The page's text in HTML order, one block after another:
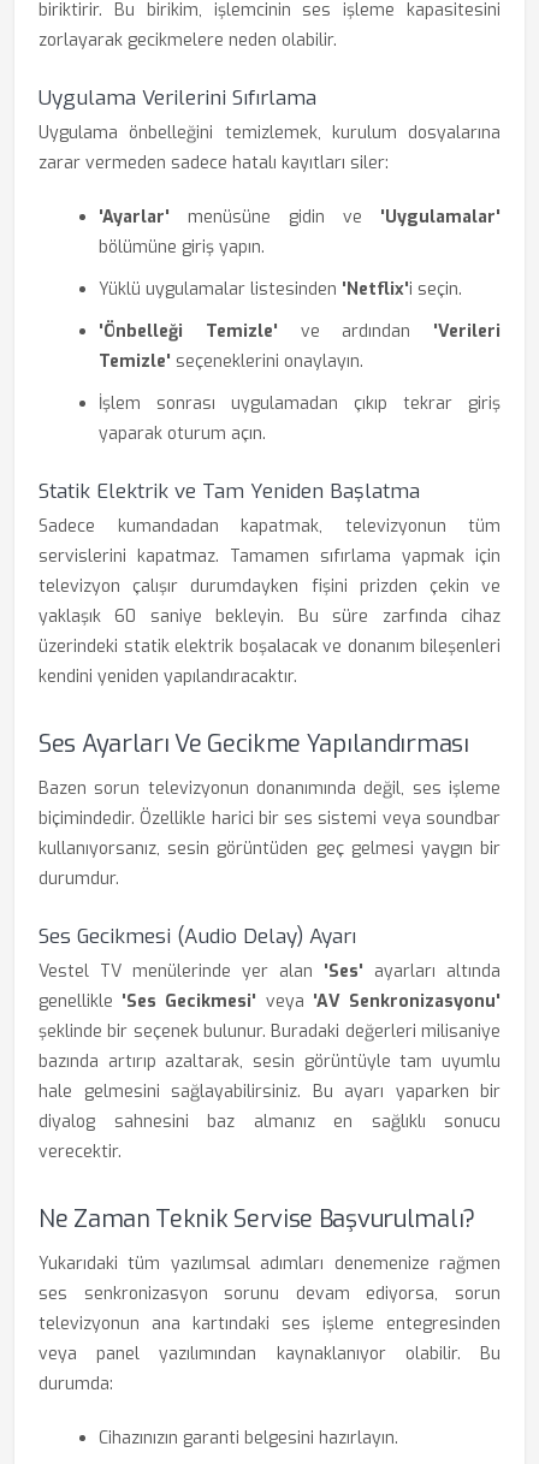
biriktirir. Bu birikim, işlemcinin ses işleme kapasitesini
zorlayarak gecikmelere neden olabilir.
Uygulama Verilerini Sıfırlama
Uygulama önbelleğini temizlemek, kurulum dosyalarına
zarar vermeden sadece hatalı kayıtları siler:
'Ayarlar' menüsüne gidin ve 'Uygulamalar'
bölümüne giriş yapın.
Yüklü uygulamalar listesinden 'Netflix'i seçin.
'Önbelleği Temizle' ve ardından 'Verileri
Temizle' seçeneklerini onaylayın.
İşlem sonrası uygulamadan çıkıp tekrar giriş
yaparak oturum açın.
Statik Elektrik ve Tam Yeniden Başlatma
Sadece kumandadan kapatmak, televizyonun tüm
servislerini kapatmaz. Tamamen sıfırlama yapmak için
televizyon çalışır durumdayken fişini prizden çekin ve
yaklaşık 60 saniye bekleyin. Bu süre zarfında cihaz
üzerindeki statik elektrik boşalacak ve donanım bileşenleri
kendini yeniden yapılandıracaktır.
Ses Ayarları Ve Gecikme Yapılandırması
Bazen sorun televizyonun donanımında değil, ses işleme
biçimindedir. Özellikle harici bir ses sistemi veya soundbar
kullanıyorsanız, sesin görüntüden geç gelmesi yaygın bir
durumdur.
Ses Gecikmesi (Audio Delay) Ayarı
Vestel TV menülerinde yer alan 'Ses' ayarları altında
genellikle 'Ses Gecikmesi' veya 'AV Senkronizasyonu'
şeklinde bir seçenek bulunur. Buradaki değerleri milisaniye
bazında artırıp azaltarak, sesin görüntüyle tam uyumlu
hale gelmesini sağlayabilirsiniz. Bu ayarı yaparken bir
diyalog sahnesini baz almanız en sağlıklı sonucu
verecektir.
Ne Zaman Teknik Servise Başvurulmalı?
Yukarıdaki tüm yazılımsal adımları denemenize rağmen
ses senkronizasyon sorunu devam ediyorsa, sorun
televizyonun ana kartındaki ses işleme entegresinden
veya panel yazılımından kaynaklanıyor olabilir. Bu
durumda:
Cihazınızın garanti belgesini hazırlayın.